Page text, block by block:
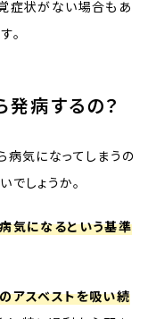
症状がない場合もあ
。
発病するの？
病気になってしまうの
しょうか。
気になるという基準
アスベストを吸い続